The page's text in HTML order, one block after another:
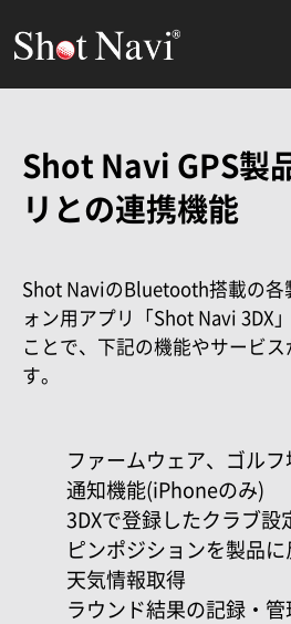
Shot Navi GPS製
リとの連携機能
Shot NaviのBluetooth搭載の各
ォン用アプリ「Shot Navi 3DX
ことで、下記の機能やサービ
す。
ファームウェア、ゴル
通知機能(iPhoneのみ)
3DXで登録したクラブ設
ピンポジションを製品
天気情報取得
ラウンド結果の記録・管